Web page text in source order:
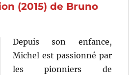
(2015) de Bruno
Depuis son enfance,
Michel est passionné par
les pionniers de